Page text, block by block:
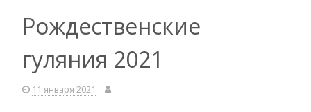
Рождественские
гуляния 2021
11 января 2021